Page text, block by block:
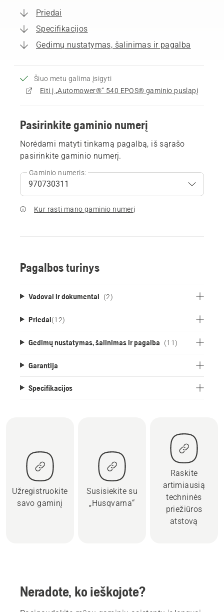
Priedai
Specifikacijos
Gedimų nustatymas, šalinimas ir pagalba
Šiuo metu galima įsigyti
Eiti į „Automower®“ 540 EPOS® gaminio puslapį
Pasirinkite gaminio numerį
Norėdami matyti tinkamą pagalbą, iš sąrašo
pasirinkite gaminio numerį.
Gaminio numeris:
Kur rasti mano gaminio numerį
Pagalbos turinys
Vadovai ir dokumentai (2)
Priedai(12)
Gedimų nustatymas, šalinimas ir pagalba (11)
Garantija
Specifikacijos
Užregistruokite
savo gaminį
Susisiekite su
„Husqvarna“
Raskite
artimiausią
techninės
priežiūros
atstovą
Neradote, ko ieškojote?